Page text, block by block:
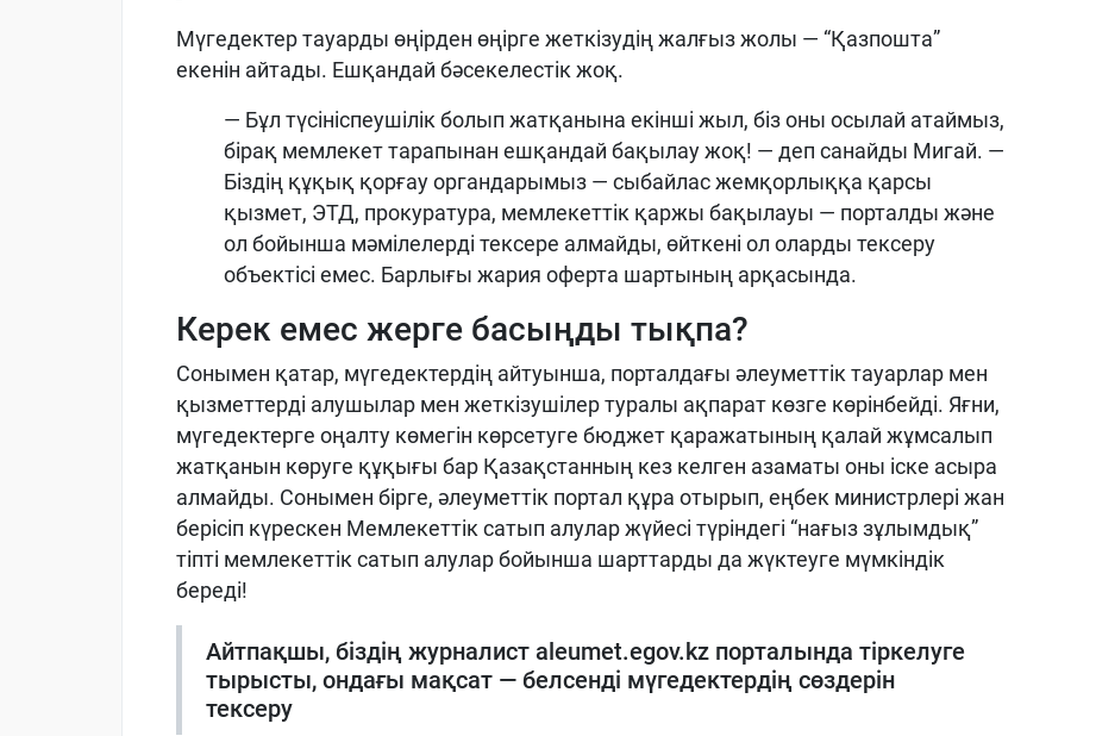
Мүгедектер тауарды өңірден өңірге жеткізудің жалғыз жолы — “Қазпошта”
екенін айтады. Ешқандай бәсекелестік жоқ.
— Бұл түсініспеушілік болып жатқанына екінші жыл, біз оны осылай атаймыз,
бірақ мемлекет тарапынан ешқандай бақылау жоқ! — деп санайды Мигай. —
Біздің құқық қорғау органдарымыз — сыбайлас жемқорлыққа қарсы
қызмет, ЭТД, прокуратура, мемлекеттік қаржы бақылауы — порталды және
ол бойынша мәмілелерді тексере алмайды, өйткені ол оларды тексеру
объектісі емес. Барлығы жария оферта шартының арқасында.
Керек емес жерге басыңды тықпа?
Сонымен қатар, мүгедектердің айтуынша, порталдағы әлеуметтік тауарлар мен
қызметтерді алушылар мен жеткізушілер туралы ақпарат көзге көрінбейді. Яғни,
мүгедектерге оңалту көмегін көрсетуге бюджет қаражатының қалай жұмсалып
жатқанын көруге құқығы бар Қазақстанның кез келген азаматы оны іске асыра
алмайды. Сонымен бірге, әлеуметтік портал құра отырып, еңбек министрлері жан
берісіп күрескен Мемлекеттік сатып алулар жүйесі түріндегі “нағыз зұлымдық”
тіпті мемлекеттік сатып алулар бойынша шарттарды да жүктеуге мүмкіндік
береді!
Айтпақшы, біздің журналист aleumet.egov.kz порталында тіркелуге
тырысты, ондағы мақсат — белсенді мүгедектердің сөздерін
тексеру